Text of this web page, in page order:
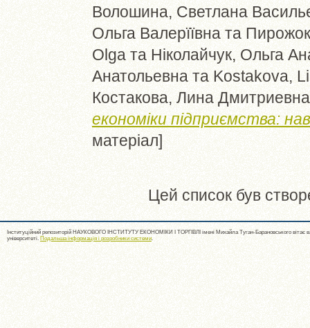
Волошина, Светлана
Ольга Валерїївна та
Olga та Ніколайчук, Ольга
Анатольевна та Kostakova,
Костакова, Лина Дмитриевна
економіки підприємства:
матеріал]
Цей список був
Інституційний репозиторій НАУКОВОГО ІНСТИТУТУ ЕКОНОМІКИ І ТОРГІВЛІ імені Михайла Туган-Барановського вітає
університеті. Подальша інформація і розробники системи